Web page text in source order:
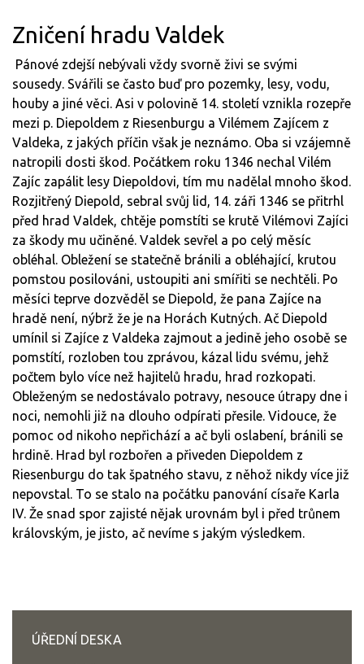
Zničení hradu Valdek
Pánové zdejší nebývali vždy svorně živi se svými
sousedy. Svářili se často buď pro pozemky, lesy, vodu,
houby a jiné věci. Asi v polovině 14. století vznikla rozepře
mezi p. Diepoldem z Riesenburgu a Vilémem Zajícem z
Valdeka, z jakých příčin však je neznámo. Oba si vzájemně
natropili dosti škod. Počátkem roku 1346 nechal Vilém
Zajíc zapálit lesy Diepoldovi, tím mu nadělal mnoho škod.
Rozjitřený Diepold, sebral svůj lid, 14. záři 1346 se přitrhl
před hrad Valdek, chtěje pomstíti se krutě Vilémovi Zajíci
za škody mu učiněné. Valdek sevřel a po celý měsíc
obléhal. Obležení se statečně bránili a obléhající, krutou
pomstou posilováni, ustoupiti ani smířiti se nechtěli. Po
měsíci teprve dozvěděl se Diepold, že pana Zajíce na
hradě není, nýbrž že je na Horách Kutných. Ač Diepold
umínil si Zajíce z Valdeka zajmout a jedině jeho osobě se
pomstítí, rozloben tou zprávou, kázal lidu svému, jehž
počtem bylo více než hajitelů hradu, hrad rozkopati.
Obleženým se nedostávalo potravy, nesouce útrapy dne i
noci, nemohli již na dlouho odpírati přesile. Vidouce, že
pomoc od nikoho nepřichází a ač byli oslabení, bránili se
hrdině. Hrad byl rozbořen a přiveden Diepoldem z
Riesenburgu do tak špatného stavu, z něhož nikdy více již
nepovstal. To se stalo na počátku panování císaře Karla
IV. Že snad spor zajisté nějak urovnám byl i před trůnem
královským, je jisto, ač nevíme s jakým výsledkem.
ÚŘEDNÍ DESKA